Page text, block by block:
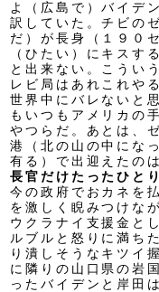
よ（広島で）バイデ
訳していた。チビの
だ）が長身（１９０
（ひたい）にキスす
と出来ない。こうい
レビ局はあれこれや
世界中にバレないと
もいつもアメリカの
やつらだ。あとは、
港（北の山の中にな
有る）で出迎えたの
長官だけたったひと
今の政府でおカネを
を激しく睨みつけな
ウクラナイ支援金と
ルブルと怒りに満ち
り潰しそうなキツイ
に隣りの山口県の岩
ったバイデンと岸田